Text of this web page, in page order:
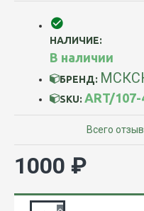
НАЛИЧИЕ:
В наличии
БРЕНД:
SKU: ART/107-
Всего
1000 ₽